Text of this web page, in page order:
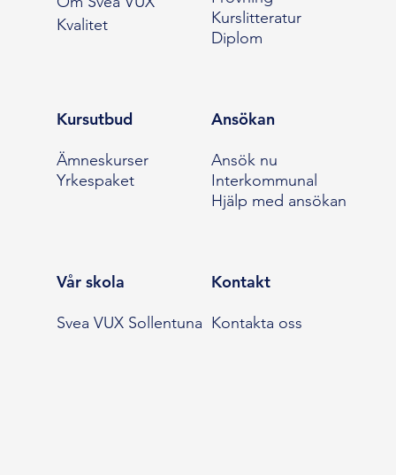
Kvalitet
Kurslitteratur
Diplom
Kursutbud
Ämneskurser
Yrkespaket
Ansökan
Ansök nu
Interkommunal
Hjälp med ansökan
Vår skola
Svea VUX Sollentuna
Kontakt
Kontakta oss